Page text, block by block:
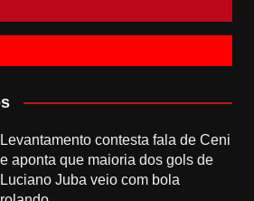
Levantamento contesta fala de Ceni
e aponta que maioria dos gols de
Luciano Juba veio com bola